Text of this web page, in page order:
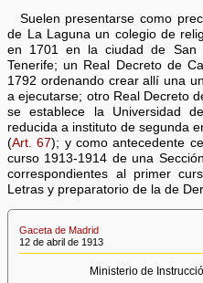
Suelen presentarse como
de La Laguna un colegio de
en 1701 en la ciudad de San
Tenerife; un Real Decreto de
1792 ordenando crear allí una
a ejecutarse; otro Real Decreto
se establece la Universidad
reducida a instituto de segunda
(Art. 67); y como antecedente
curso 1913-1914 de una
correspondientes al primer
Letras y preparatorio de la de
Gaceta de Madrid
12 de abril de 1913
Ministerio de